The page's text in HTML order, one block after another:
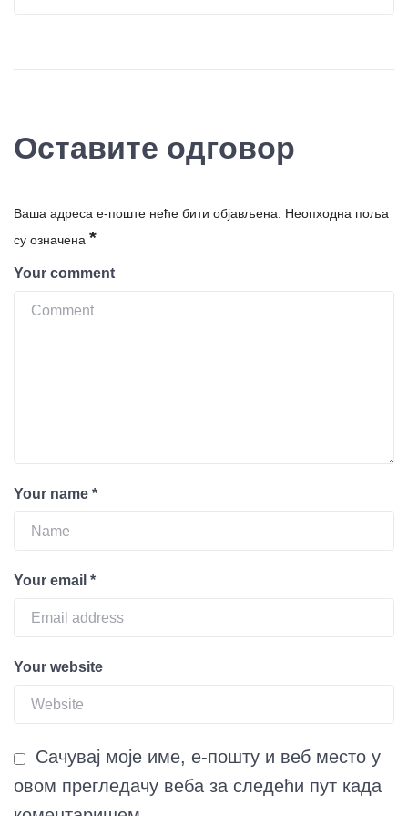
Оставите одговор
Ваша адреса е-поште неће бити објављена. Неопходна поља
су означена *
Your comment
Your name *
Your email *
Your website
Сачувај моје име, е-пошту и веб место у
овом прегледачу веба за следећи пут када